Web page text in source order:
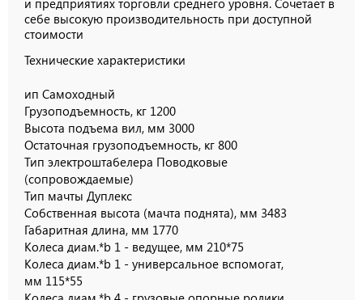
себе высокую производительность при доступной
стоимости
Технические характеристики
ип Самоходный
Грузоподъемность, кг 1200
Высота подъема вил, мм 3000
Остаточная грузоподъемность, кг 800
Тип электроштабелера Поводковые
(сопровождаемые)
Тип мачты Дуплекс
Собственная высота (мачта поднята), мм 3483
Габаритная длина, мм 1770
Колеса диам.*b 1 - ведущее, мм 210*75
Колеса диам.*b 1 - универсальное вспомогат,
мм 115*55